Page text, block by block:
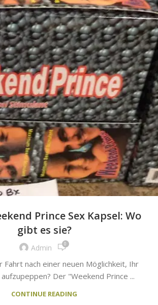
Prince Sex Kapsel: Wo
gibt es sie?
Admin 0
Fahrt nach einer neuen Möglichkeit, Ihr
Der "Weekend Prince ...
CONTINUE READING